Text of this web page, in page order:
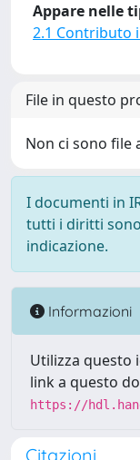
Appare nelle
2.1 Contributo
File in questo
Non ci sono file
I documenti in
tutti i diritti
indicazione.
Informazioni
Utilizza questo
link a questo
https://
Citazioni